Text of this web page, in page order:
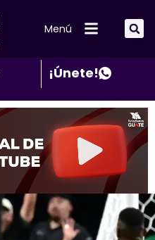
Menú
¡Únete!